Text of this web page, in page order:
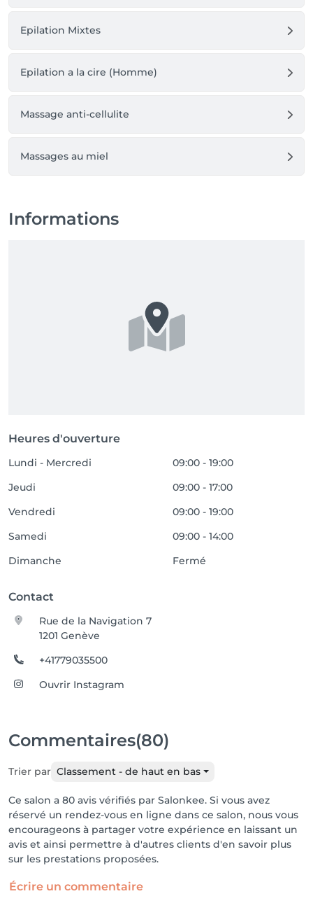
Epilation Mixtes
Epilation a la cire (Homme)
Massage anti-cellulite
Massages au miel
Informations
Heures d'ouverture
Lundi - Mercredi
09:00 - 19:00
Jeudi
09:00 - 17:00
Vendredi
09:00 - 19:00
Samedi
09:00 - 14:00
Dimanche
Fermé
Contact
Rue de la Navigation 7
1201 Genève
+41779035500
Ouvrir Instagram
Commentaires(80)
Trier par Classement - de haut en bas
Ce salon a 80 avis vérifiés par Salonkee. Si vous avez
réservé un rendez-vous en ligne dans ce salon, nous vous
encourageons à partager votre expérience en laissant un
avis et ainsi permettre à d'autres clients d'en savoir plus
sur les prestations proposées.
Écrire un commentaire